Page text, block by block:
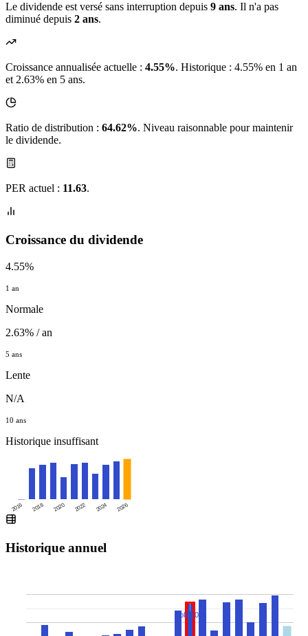
Le dividende est versé sans interruption depuis 9 ans. Il n'a pas
diminué depuis 2 ans.
Croissance annualisée actuelle : 4.55%. Historique : 4.55% en 1 an
et 2.63% en 5 ans.
Ratio de distribution : 64.62%. Niveau raisonnable pour maintenir
le dividende.
PER actuel : 11.63.
Croissance du dividende
4.55%
1 an
Normale
2.63% / an
5 ans
Lente
N/A
10 ans
Historique insuffisant
2016 2018 2020 2022 2024 2026
Historique annuel
Split 10:1